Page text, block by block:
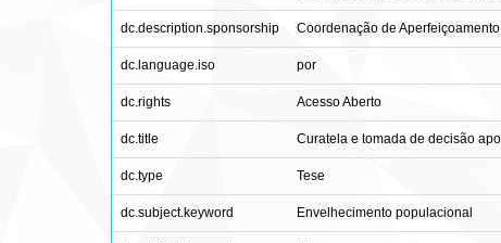
dc.description.sponsorship Coordenação de
dc.language.iso por
dc.rights Acesso Aberto
dc.title Curatela e tomada de decisão
dc.type Tese
dc.subject.keyword Envelhecimento populacional